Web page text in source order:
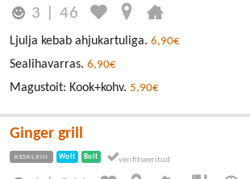
3 |46
Ljulja kebab ahjukartuliga. 6,90€
Sealihavarras. 6,90€
Magustoit: Kook+kohv. 5,90€
Ginger grill
KESKLINN Wolt Bolt